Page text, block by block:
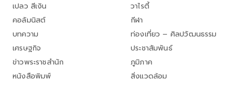
เปลว สีเงิน
คอลัมนิสต์
บทความ
เศรษฐกิจ
ข่าวพระราชสำนัก
หนังสือพิมพ์
วาไรตี้
กีฬา
ท่องเที่ยว – ศิลปวัฒนธรรม
ประชาสัมพันธ์
ภูมิภาค
สิ่งแวดล้อม